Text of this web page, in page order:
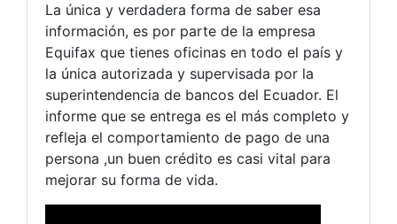
La única y verdadera forma de saber esa
información, es por parte de la empresa
Equifax que tienes oficinas en todo el país y
la única autorizada y supervisada por la
superintendencia de bancos del Ecuador. El
informe que se entrega es el más completo y
refleja el comportamiento de pago de una
persona ,un buen crédito es casi vital para
mejorar su forma de vida.